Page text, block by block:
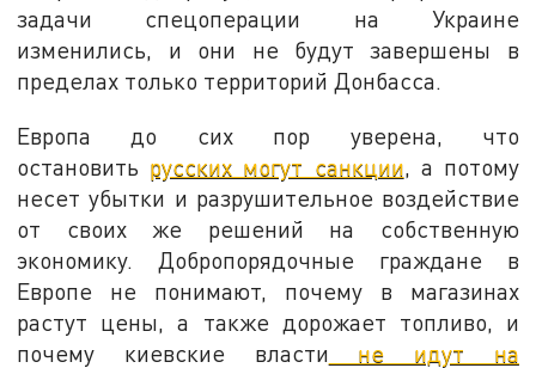
задачи спецоперации на Украине
изменились, и они не будут завершены в
пределах только территорий Донбасса.
Европа до сих пор уверена, что
остановить русских могут санкции , а потому
несет убытки и разрушительное воздействие
от своих же решений на собственную
экономику. Добропорядочные граждане в
Европе не понимают, почему в магазинах
растут цены, а также дорожает топливо, и
почему киевские власти не идут на